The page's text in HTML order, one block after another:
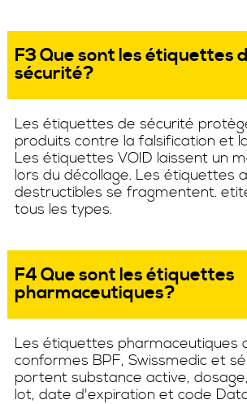
F3 Que sont les étiquettes
sécurité?
Les étiquettes de sécurité
produits contre la falsification et
Les étiquettes VOID laissent un
lors du décollage. Les étiquettes
destructibles se fragmentent.
tous les types.
F4 Que sont les étiquettes
pharmaceutiques?
Les étiquettes pharmaceutiques
conformes BPF, Swissmedic et
portent substance active,
lot, date d'expiration et code